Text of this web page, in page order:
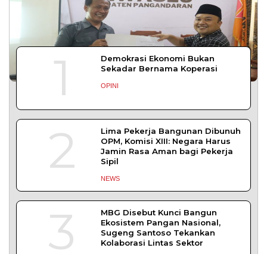
SLEMAN – Balai Pemasyarakatan (Bapas) Kelas I
Yogyakarta memberikan edukasi
DAERAH| Agustus 7, 2026
Bapas Yogyakarta dan Poltek Imipas Evaluasi
Program Magang Taruna Pemasyarakan
YOGYAKARTA – Balai Pemasyarakatan (Bapas)
Kelas I Yogyakarta menerima kunjungan
| Agustus 6, 2026
Bapas Yogyakarta dan PN Sleman Perkuat
Koordinasi Penerapan Pidana Kerja Sosial
SLEMAN – Balai Pemasyarakatan (Bapas) Kelas I
Yogyakarta dan Pengadilan
| Agustus 6, 2026